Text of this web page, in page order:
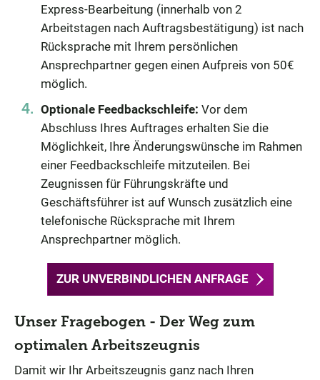
Express-Bearbeitung (innerhalb von 2
Arbeitstagen nach Auftragsbestätigung) ist nach
Rücksprache mit Ihrem persönlichen
Ansprechpartner gegen einen Aufpreis von 50€
möglich.
Optionale Feedbackschleife: Vor dem
Abschluss Ihres Auftrages erhalten Sie die
Möglichkeit, Ihre Änderungswünsche im Rahmen
einer Feedbackschleife mitzuteilen. Bei
Zeugnissen für Führungskräfte und
Geschäftsführer ist auf Wunsch zusätzlich eine
telefonische Rücksprache mit Ihrem
Ansprechpartner möglich.
ZUR UNVERBINDLICHEN ANFRAGE
Unser Fragebogen - Der Weg zum
optimalen Arbeitszeugnis
Damit wir Ihr Arbeitszeugnis ganz nach Ihren